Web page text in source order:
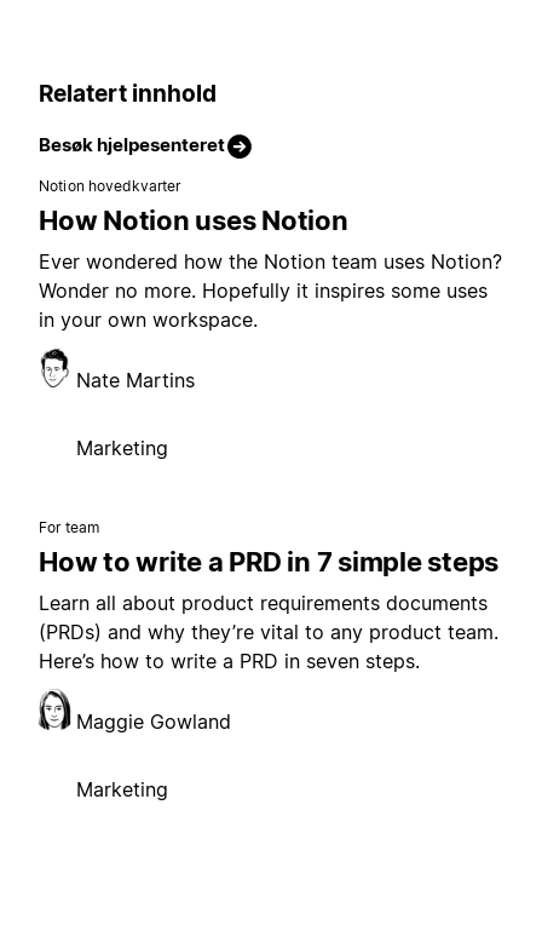
Relatert innhold
Besøk hjelpesenteret
Notion hovedkvarter
How Notion uses Notion
Ever wondered how the Notion team uses Notion?
Wonder no more. Hopefully it inspires some uses
in your own workspace.
Nate Martins
Marketing
For team
How to write a PRD in 7 simple steps
Learn all about product requirements documents
(PRDs) and why they’re vital to any product team.
Here’s how to write a PRD in seven steps.
Maggie Gowland
Marketing